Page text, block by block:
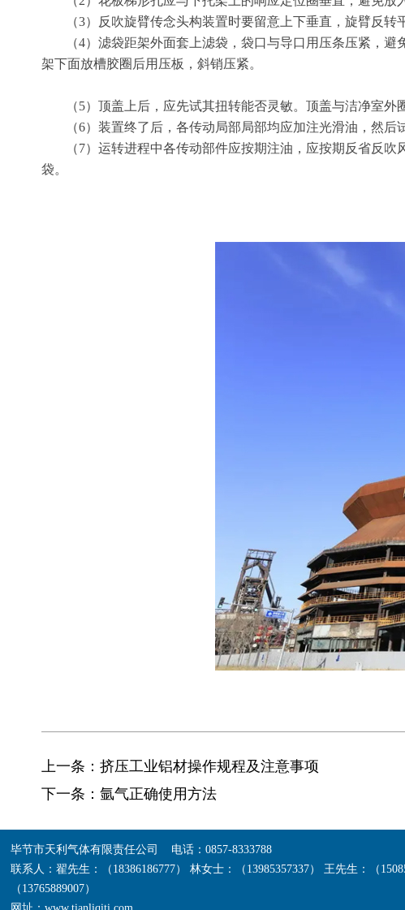
（3）反吹旋臂传念头构装置时要留意上下垂直，旋臂反
（4）滤袋距架外面套上滤袋，袋口与导口用压条压紧，
架下面放槽胶圈后用压板，斜销压紧。
（5）顶盖上后，应先试其扭转能否灵敏。顶盖与洁净室
（6）装置终了后，各传动局部局部均应加注光滑油，然
（7）运转进程中各传动部件应按期注油，应按期反省反
袋。
上一条：挤压工业铝材操作规程及注意事项
下一条：氩气正确使用方法
毕节市天利气体有限责任公司 电话：0857-8333788
联系人：翟先生：（18386186777） 林女士：（13985357337） 王先生：（
（13765889007）